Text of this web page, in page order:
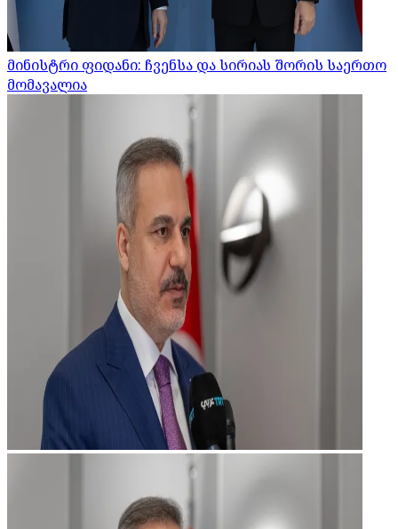
მინისტრი ფიდანი: ჩვენსა და სირიას შორის საერთო
მომავალია